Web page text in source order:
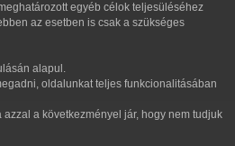
egyéb célok teljesüléséhez
az esetben is csak a szükséges
alapul.
oldalunkat teljes funkcionalitásában
a következményel jár, hogy nem tudjuk